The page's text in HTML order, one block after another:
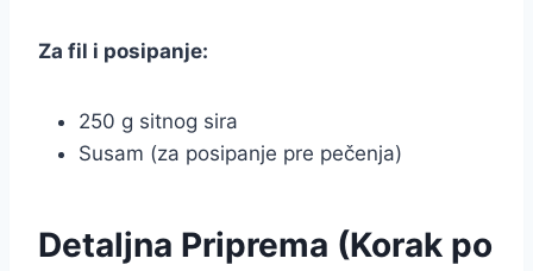
Za fil i posipanje:
250 g sitnog sira
Susam (za posipanje pre pečenja)
Detaljna Priprema (Korak po